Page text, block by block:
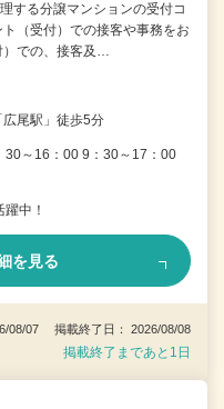
する分譲マンションの受付コ
（受付）での接客や事務をお
）での、接客及…
尾駅」徒歩5分
30～16：00 9：30～17：00
中！
を見る
08/07 掲載終了日： 2026/08/08
掲載終了まであと1日